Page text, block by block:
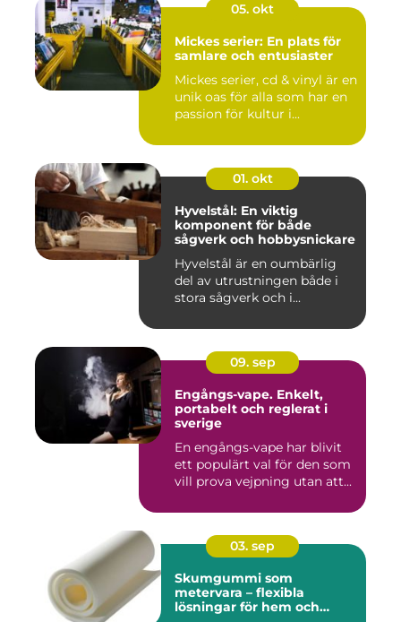
05. okt
Mickes serier: En plats för
samlare och entusiaster
Mickes serier, cd & vinyl är en
unik oas för alla som har en
passion för kultur i...
01. okt
Hyvelstål: En viktig
komponent för både
sågverk och hobbysnickare
Hyvelstål är en oumbärlig
del av utrustningen både i
stora sågverk och i...
09. sep
Engångs-vape. Enkelt,
portabelt och reglerat i
sverige
En engångs-vape har blivit
ett populärt val för den som
vill prova vejpning utan att...
03. sep
Skumgummi som
metervara – flexibla
lösningar för hem och